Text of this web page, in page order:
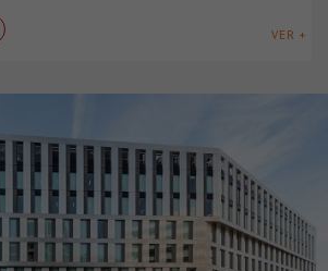
VER +